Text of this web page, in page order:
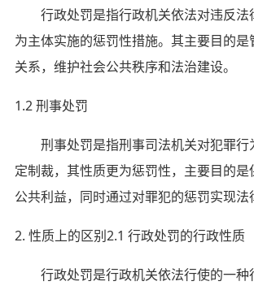
行政处罚是指行政机关依法对违反法
为主体实施的惩罚性措施。其主要目的
关系，维护社会公共秩序和法治建设。
1.2 刑事处罚
刑事处罚是指刑事司法机关对犯罪行
定制裁，其性质更为惩罚性，主要目的是
公共利益，同时通过对罪犯的惩罚实现法
2. 性质上的区别2.1 行政处罚的行政性质
行政处罚是行政机关依法行使的一种